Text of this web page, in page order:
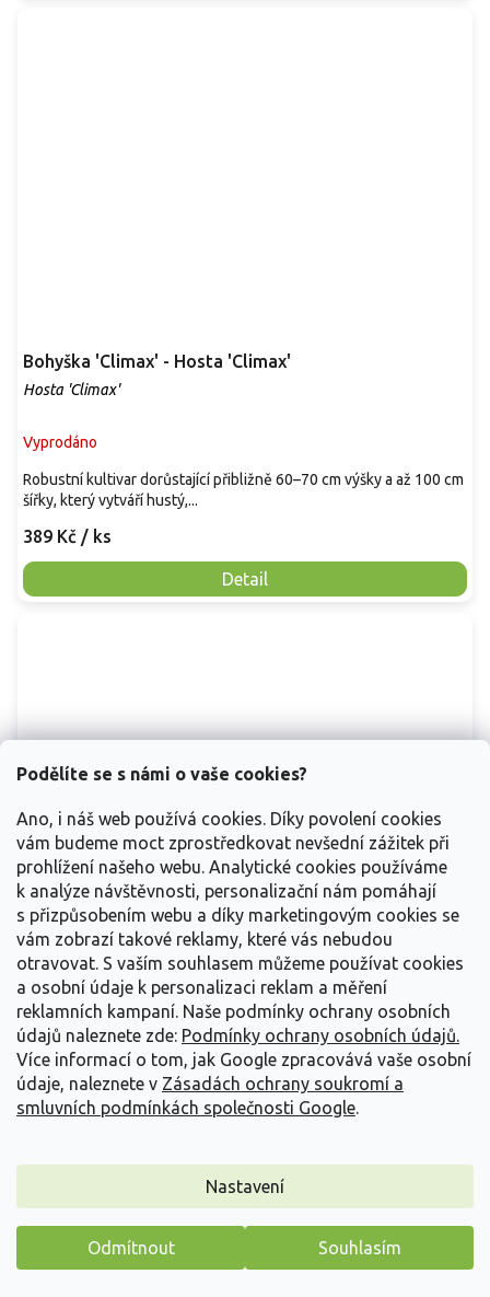
Podělíte se s námi o vaše cookies?
Ano, i náš web používá cookies. Díky povolení cookies
vám budeme moct zprostředkovat nevšední zážitek při
prohlížení našeho webu. Analytické cookies používáme
k analýze návštěvnosti, personalizační nám pomáhají
s přizpůsobením webu a díky marketingovým cookies se
vám zobrazí takové reklamy, které vás nebudou
otravovat. S vaším souhlasem můžeme používat cookies
a osobní údaje k personalizaci reklam a měření
reklamních kampaní. Naše podmínky ochrany osobních
údajů naleznete zde: Podmínky ochrany osobních údajů.
Více informací o tom, jak Google zpracovává vaše osobní
údaje, naleznete v Zásadách ochrany soukromí a
smluvních podmínkách společnosti Google.
Nastavení
Odmítnout Souhlasím
Bohyška 'Climax' - Hosta 'Climax'
Hosta 'Climax'
Vyprodáno
389 Kč / ks
Detail
Robustní kultivar dorůstající přibližně 60–70 cm výšky a až 100 cm
šířky, který vytváří hustý,...
Bohyška 'Color Festival' - Hosta 'Color Festival'
Hosta 'Color Festival'
Vyprodáno
Detail
Hosta 'Color Festival' je opadavá trvalka do polostínu až stínu,
ceněná pro výrazně panašované listy....
Máme pro vás malý dárek